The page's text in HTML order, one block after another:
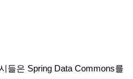
들은 Spring Data Commons를